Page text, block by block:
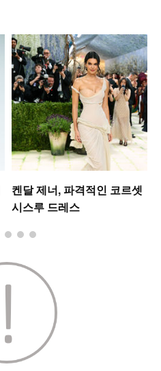
켄달 제너, 파격적인 코르셋
시스루 드레스